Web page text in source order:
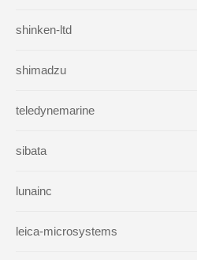
shinken-ltd
shimadzu
teledynemarine
sibata
lunainc
leica-microsystems